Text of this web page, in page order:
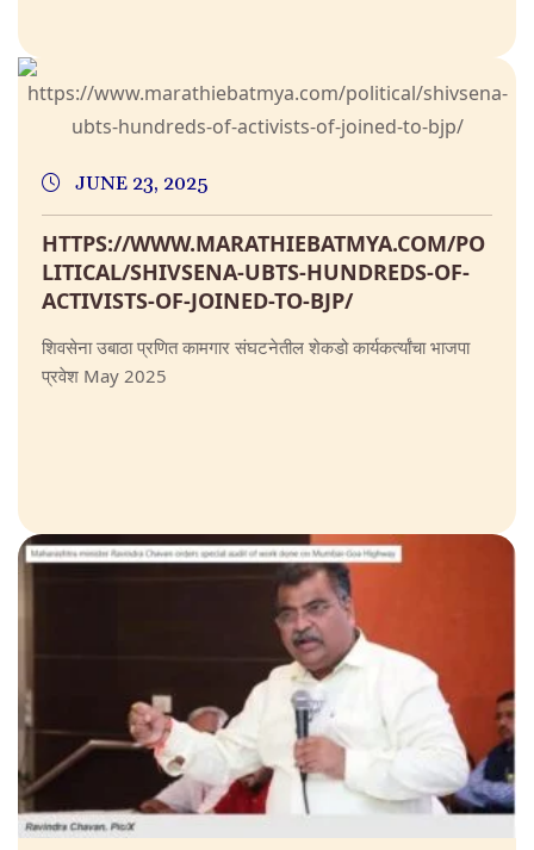
JUNE 23, 2025
HTTPS://WWW.MARATHIEBATMYA.COM/PO
LITICAL/SHIVSENA-UBTS-HUNDREDS-OF-
ACTIVISTS-OF-JOINED-TO-BJP/
शिवसेना उबाठा प्रणित कामगार संघटनेतील शेकडो कार्यकर्त्यांचा भाजपा
प्रवेश May 2025